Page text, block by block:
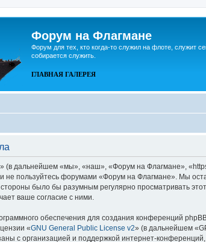
Форум на Флагмане
Форум для тех, кто когда-то служил на флоте, служит
собирается служить.
ГЛАВНАЯ ГАЛЕРЕЯ
дальнейшем «мы», «наш», «Форум на Флагмане»,
не пользуйтесь форумами «Форум на Флагмане». Мы
было бы разумным регулярно просматривать
ваше согласие с ними.
обеспечения для создания конференций
«GNU General Public License v2» (в дальнейшем
с организацией и поддержкой интернет-